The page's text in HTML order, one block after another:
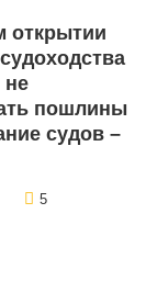
открытии
не
пошлины
судов –
5